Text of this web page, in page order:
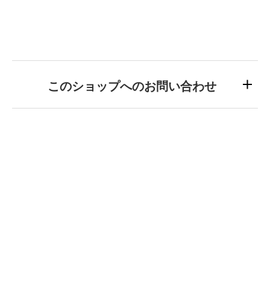
このショップへのお問い合わせ